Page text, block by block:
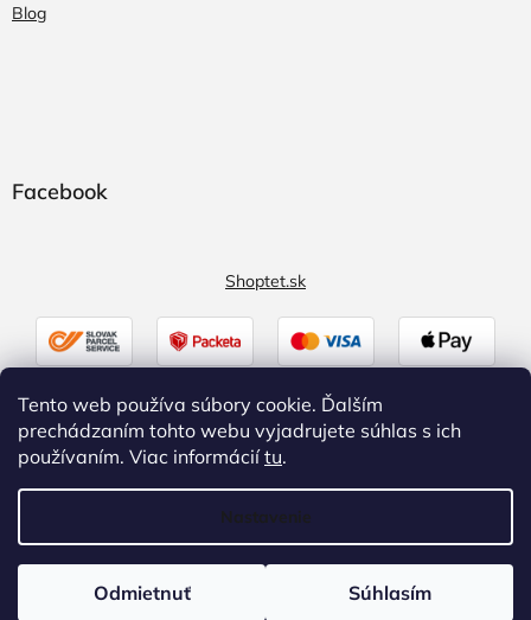
Tento web používa súbory cookie. Ďalším
prechádzaním tohto webu vyjadrujete súhlas s ich
používaním. Viac informáciítu.
Nastavenie
Odmietnuť Súhlasím
Blog
Facebook
Shoptet.sk
Vytvoril Shoptet|Upravil Balkys
Copyright 2026Zaluzky.eu . Všetky práva vyhradené.